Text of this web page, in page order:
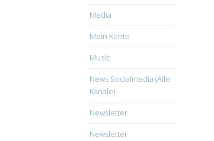
Media
Mein Konto
Music
News Socialmedia (Alle
Kanäle)
Newsletter
Newsletter